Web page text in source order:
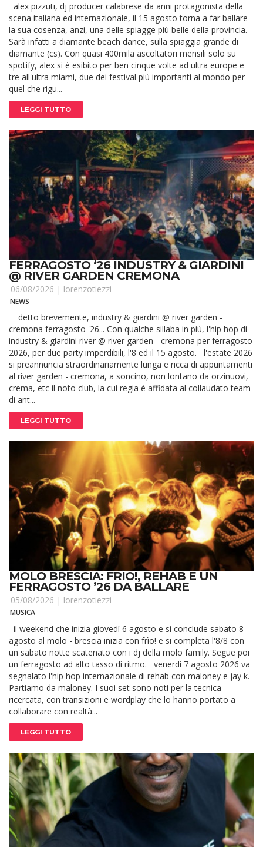
alex pizzuti, dj producer calabrese da anni protagonista della
scena italiana ed internazionale, il 15 agosto torna a far ballare
la sua cosenza, anzi, una delle spiagge più belle della provincia.
Sarà infatti a diamante beach dance, sulla spiaggia grande di
diamante (cs). Con quasi 400mila ascoltatori mensili solo su
spotify, alex si è esibito per ben cinque volte ad ultra europe e
tre all'ultra miami, due dei festival più importanti al mondo per
quel che rigu...
LEGGI TUTTO
FERRAGOSTO ‘26 INDUSTRY & GIARDINI
@ RIVER GARDEN CREMONA
06/08/2026 | lorenzotiezzi
NEWS
detto brevemente, industry & giardini @ river garden -
cremona ferragosto '26... Con qualche sillaba in più, l'hip hop di
industry & giardini river @ river garden - cremona per ferragosto
2026, per due party imperdibili, l'8 ed il 15 agosto. l'estate 2026
si preannuncia straordinariamente lunga e ricca di appuntamenti
al river garden - cremona, a soncino, non lontano da orzinuovi,
crema, etc il noto club, la cui regia è affidata al collaudato team
di ant...
LEGGI TUTTO
MOLO BRESCIA: FRÌO!, REHAB E UN
FERRAGOSTO ’26 DA BALLARE
05/08/2026 | lorenzotiezzi
MUSICA
il weekend che inizia giovedì 6 agosto e si conclude sabato 8
agosto al molo - brescia inizia con frìo! e si completa l'8/8 con
un sabato notte scatenato con i dj della molo family. Segue poi
un ferragosto ad alto tasso di ritmo. venerdì 7 agosto 2026 va
segnalato l'hip hop internazionale di rehab con maloney e jay k.
Partiamo da maloney. I suoi set sono noti per la tecnica
ricercata, con transizioni e wordplay che lo hanno portato a
collaborare con realtà...
LEGGI TUTTO